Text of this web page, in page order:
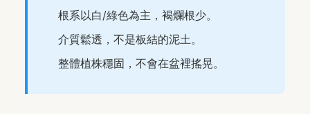
根系以白/綠色為主，褐爛根少。
介質鬆透，不是板結的泥土。
整體植株穩固，不會在盆裡搖晃。